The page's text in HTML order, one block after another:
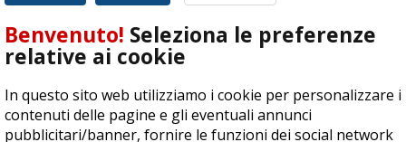
Benvenuto! Seleziona le preferenze
relative ai cookie
In questo sito web utilizziamo i cookie per personalizzare i
contenuti delle pagine e gli eventuali annunci
pubblicitari/banner, fornire le funzioni dei social network
ASD Let's Sport - Via T. Olivelli 3, 25014 Castenedolo (BS) - P. Iva:
04278030988